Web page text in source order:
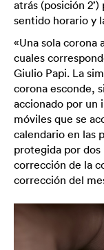
atrás (posición
sentido horario y
«Una sola corona
cuales
Giulio Papi. La
corona esconde,
accionado por un
móviles que se
calendario en las
protegida por dos
corrección de la
corrección del